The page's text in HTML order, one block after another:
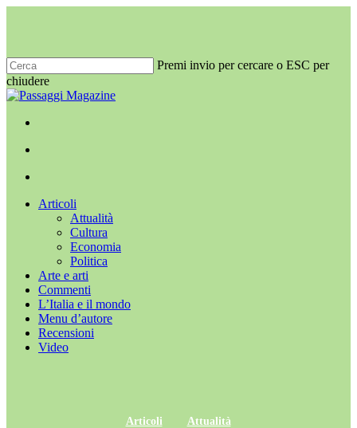
principale
Premi invio per cercare o ESC per
chiudere
Chiudi
Menu
cerca
Menu
Articoli
Attualità
Cultura
Economia
Politica
Arte e arti
Commenti
L’Italia e il mondo
Menu d’autore
Recensioni
Video
Articoli Attualità